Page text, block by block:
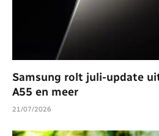
Samsung rolt juli-update
A55 en meer
21/07/2026